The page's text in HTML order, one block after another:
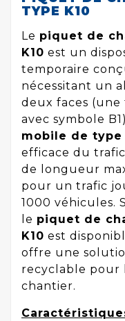
TYPE K10
Le piquet de
K10 est un
temporaire
nécessitant un
deux faces
avec symbole
mobile de type
efficace du
de longueur
pour un trafic
1000 véhicules.
le piquet de
K10 est
offre une
recyclable pour
chantier.